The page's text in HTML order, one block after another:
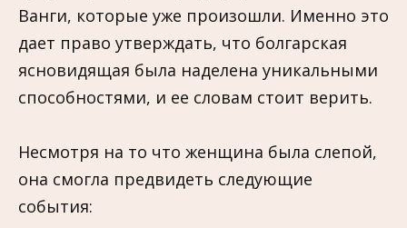
Ванги, которые уже произошли. Именно это
дает право утверждать, что болгарская
ясновидящая была наделена уникальными
способностями, и ее словам стоит верить.
Несмотря на то что женщина была слепой,
она смогла предвидеть следующие
события: